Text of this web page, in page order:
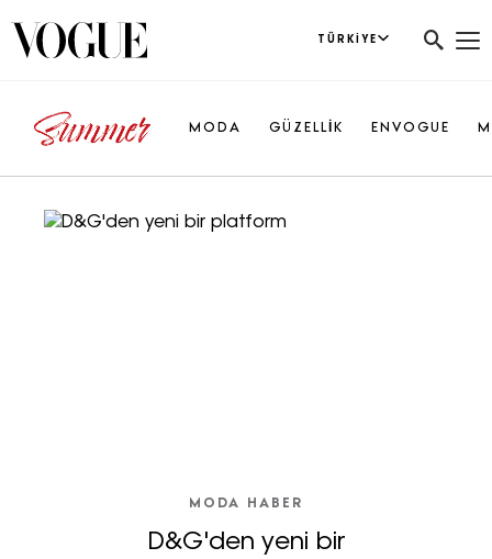
TÜRKIYE
MODA GÜZELLİK ENVOGUE
MODA HABER
D&G'den yeni bir